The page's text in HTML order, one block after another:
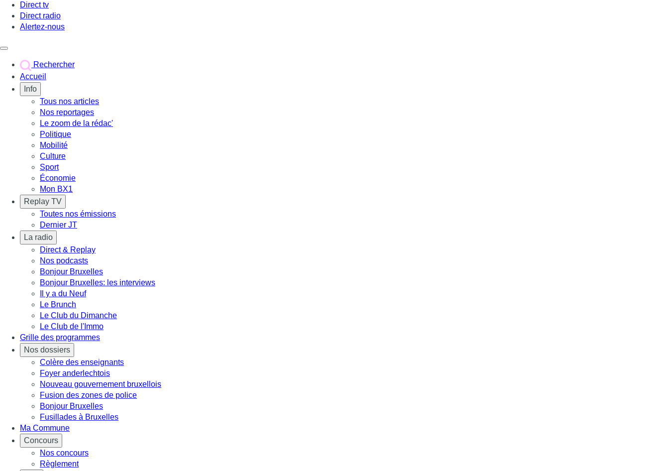
Direct tv
Direct radio
Alertez-nous
Rechercher
Accueil
Info
Tous nos articles
Nos reportages
Le zoom de la rédac'
Politique
Mobilité
Culture
Sport
Économie
Mon BX1
Replay TV
Toutes nos émissions
Dernier JT
La radio
Direct & Replay
Nos podcasts
Bonjour Bruxelles
Bonjour Bruxelles: les interviews
Il y a du Neuf
Le Brunch
Le Club du Dimanche
Le Club de l'Immo
Grille des programmes
Nos dossiers
Colère des enseignants
Foyer anderlechtois
Nouveau gouvernement bruxellois
Fusion des zones de police
Bonjour Bruxelles
Fusillades à Bruxelles
Ma Commune
Concours
Nos concours
Règlement